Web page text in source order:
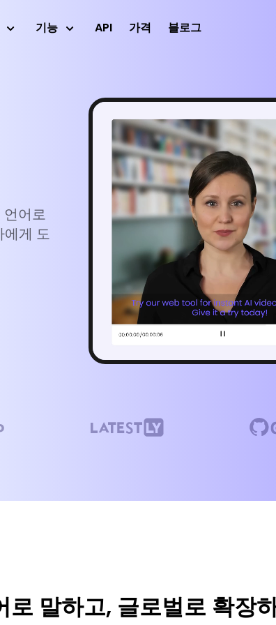
기능 API 가격 블로그
다운로드
어로
에게 도
로 말하고, 글로벌로 확장